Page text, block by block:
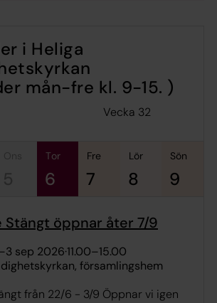
i Heliga
mån-fre kl. 9-15. )
Vecka 32
tor
6
fre
7
lör
8
sön
9
Stängt öppnar åter 7/9
3 sep 2026·11.00–15.00
församlingshem
från 22/6 - 3/9 Öppnar vi igen